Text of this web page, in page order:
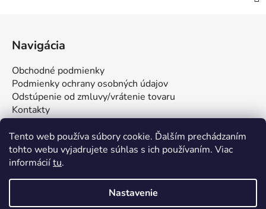
Tento web používa súbory cookie. Ďalším prechádzaním
tohto webu vyjadrujete súhlas s ich používaním. Viac
informáciítu.
Nastavenie
e
Navigácia
Obchodné podmienky
Podmienky ochrany osobných údajov
Odstúpenie od zmluvy/vrátenie tovaru
Kontakty